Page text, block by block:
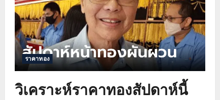
ราคาทอง
วิเคราะห์ราคาทองสัปดาห์นี้